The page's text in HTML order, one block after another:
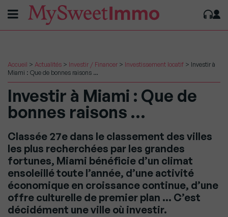
Accueil > Actualités > Investir / Financer > Investissement locatif > Investir à
Miami : Que de bonnes raisons …
Investir à Miami : Que de
bonnes raisons …
Classée 27e dans le classement des villes
les plus recherchées par les grandes
fortunes, Miami bénéficie d’un climat
ensoleillé toute l’année, d’une activité
économique en croissance continue, d’une
offre culturelle de premier plan … C’est
décidément une ville où investir.